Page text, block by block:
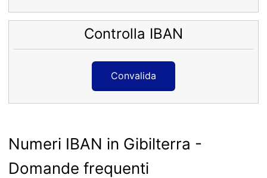
Controlla IBAN
Convalida
Numeri IBAN in Gibilterra -
Domande frequenti